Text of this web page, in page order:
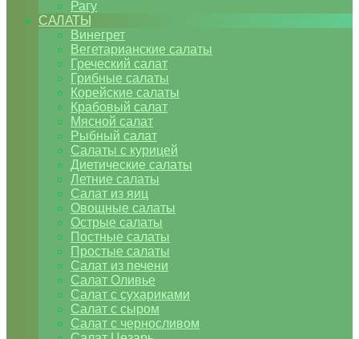
Рагу
САЛАТЫ
Винегрет
Вегетарианские салаты
Греческий салат
Грибные салаты
Корейские салаты
Крабовый салат
Мясной салат
Рыбный салат
Салаты с курицей
Диетические салаты
Летние салаты
Салат из яиц
Овощные салаты
Острые салаты
Постные салаты
Простые салаты
Салат из печени
Салат Оливье
Салат с сухариками
Салат с сыром
Салат с черносливом